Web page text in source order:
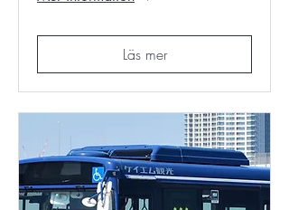
Läs mer